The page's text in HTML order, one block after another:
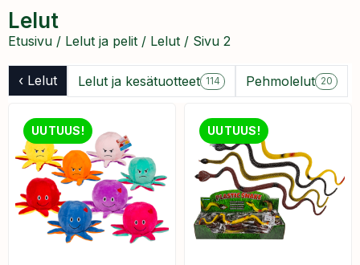
Lelut
Etusivu / Lelut ja pelit / Lelut / Sivu 2
‹ Lelut Lelut ja kesätuotteet 114 Pehmolelut 20
UUTUUS! UUTUUS!